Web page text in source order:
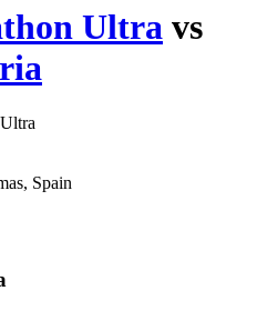
Ultra vs
Spain